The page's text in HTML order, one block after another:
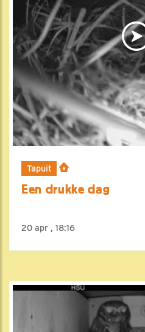
Tapuit
Een drukke dag
20 apr , 18:16